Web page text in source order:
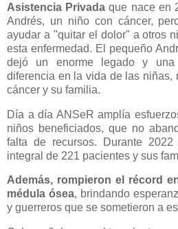
Asistencia Privada que nace en
Andrés, un niño con cáncer,
ayudar a "quitar el dolor" a otros
esta enfermedad. El pequeño
dejó un enorme legado y
diferencia en la vida de las niñas,
cáncer y su familia.
Día a día ANSeR amplía
niños beneficiados, que no
falta de recursos. Durante 2022
integral de 221 pacientes y sus
Además, rompieron el récord
médula ósea, brindando
y guerreros que se sometieron a